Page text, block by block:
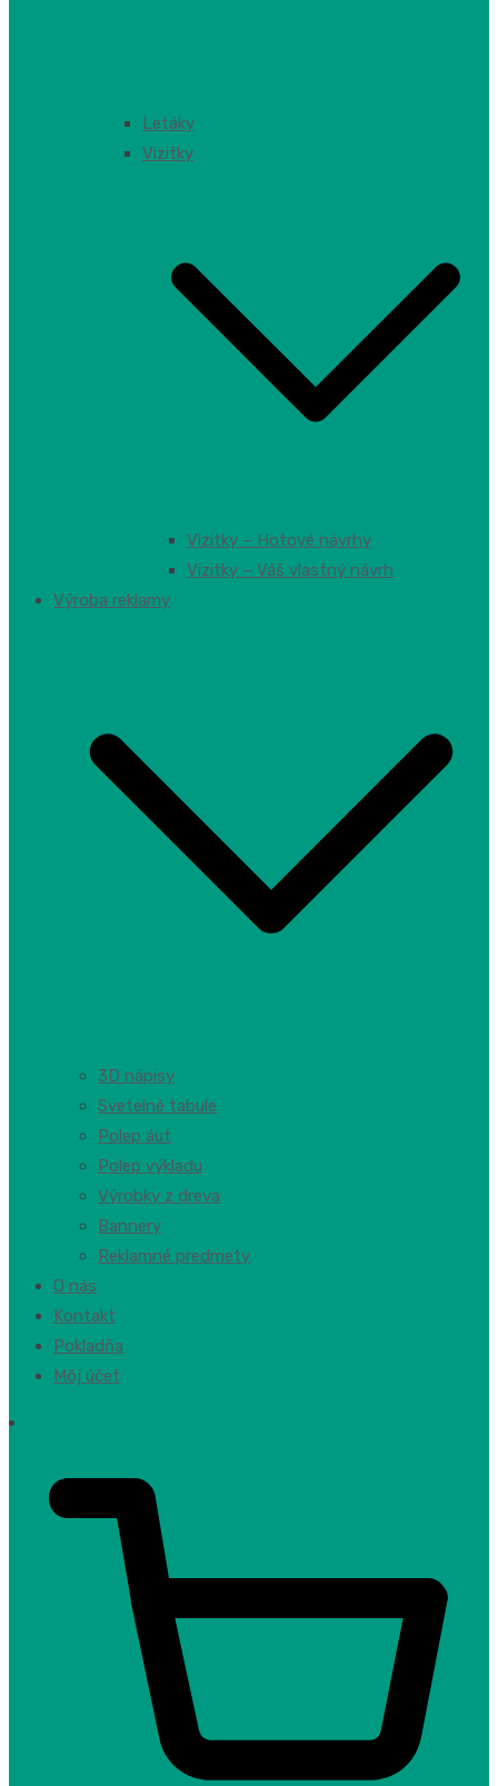
Letáky
Vizitky
Vizitky – Hotové návrhy
Vizitky – Váš vlastný návrh
Výroba reklamy
3D nápisy
Svetelné tabule
Polep áut
Polep výkladu
Výrobky z dreva
Bannery
Reklamné predmety
O nás
Kontakt
Pokladňa
Môj účet